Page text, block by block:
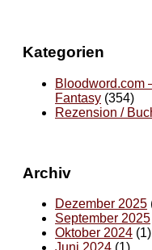
Kategorien
Bloodword.com
Fantasy (354)
Rezension /
Archiv
Dezember 2025
September 2025
Oktober 2024 (1)